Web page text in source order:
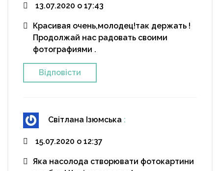
13.07.2020 о 17:43
Красивая очень,молодец!так держать !
Продолжай нас радовать своими
фотографиями .
Відповіcти
Світлана Ізюмська :
15.07.2020 о 12:37
Яка насолода створювати фотокартини